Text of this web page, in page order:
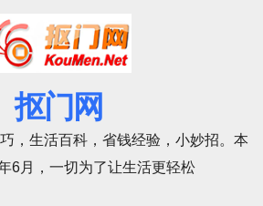
抠门网
，生活百科，省钱经验，小妙招。本
6月，一切为了让生活更轻松